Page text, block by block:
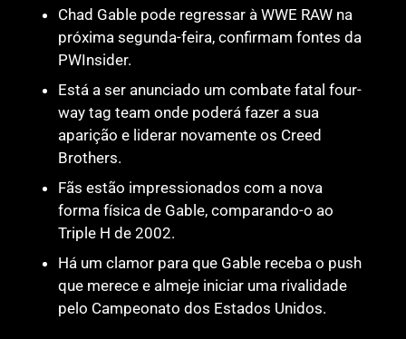
Chad Gable pode regressar à WWE RAW na
próxima segunda-feira, confirmam fontes da
PWInsider.
Está a ser anunciado um combate fatal four-
way tag team onde poderá fazer a sua
aparição e liderar novamente os Creed
Brothers.
Fãs estão impressionados com a nova
forma física de Gable, comparando-o ao
Triple H de 2002.
Há um clamor para que Gable receba o push
que merece e almeje iniciar uma rivalidade
pelo Campeonato dos Estados Unidos.